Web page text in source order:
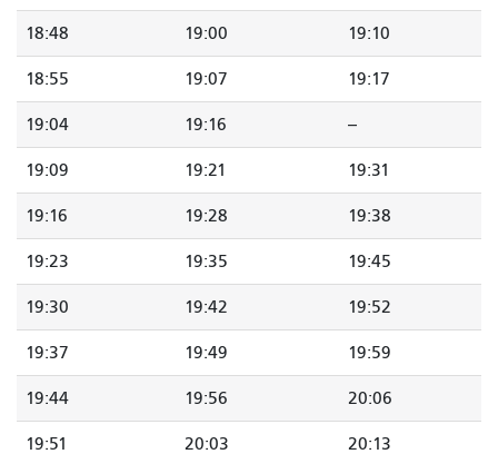
18:48 19:00 19:10
18:55 19:07 19:17
19:04 19:16 --
19:09 19:21 19:31
19:16 19:28 19:38
19:23 19:35 19:45
19:30 19:42 19:52
19:37 19:49 19:59
19:44 19:56 20:06
19:51 20:03 20:13